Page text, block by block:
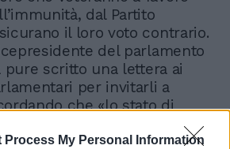
Process My Personal Information
dal Partito
il loro voto contrario.
del parlamento
pure scritto una lettera ai
per invitarli a
che «lo stato di
che l’Ungheria muove